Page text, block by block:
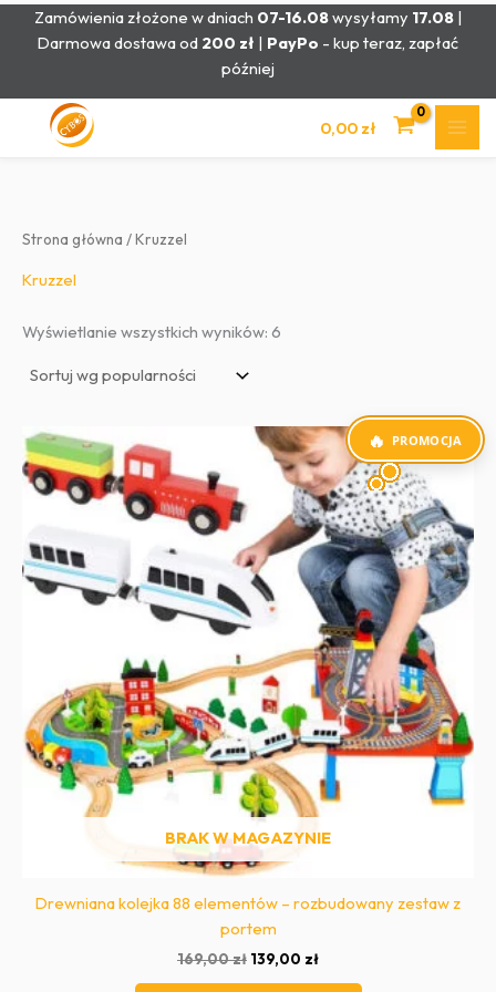
PrzejdźZamówienia złożone w dniach 07-16.08wysyłamy 17.08|
Darmowa dostawa od 200 zł | PayPo - kup teraz, zapłać
później
0,00 zł
Strona główna / Kruzzel
Kruzzel
Wyświetlanie wszystkich wyników: 6
PROMOCJA
BRAK W MAGAZYNIE
Drewniana kolejka 88 elementów – rozbudowany zestaw z
portem
169,00zł Pierwotna
139,00 złAktualna